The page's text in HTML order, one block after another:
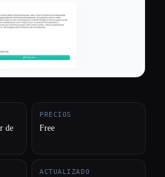
de
PRECIOS
Free
ACTUALIZADO